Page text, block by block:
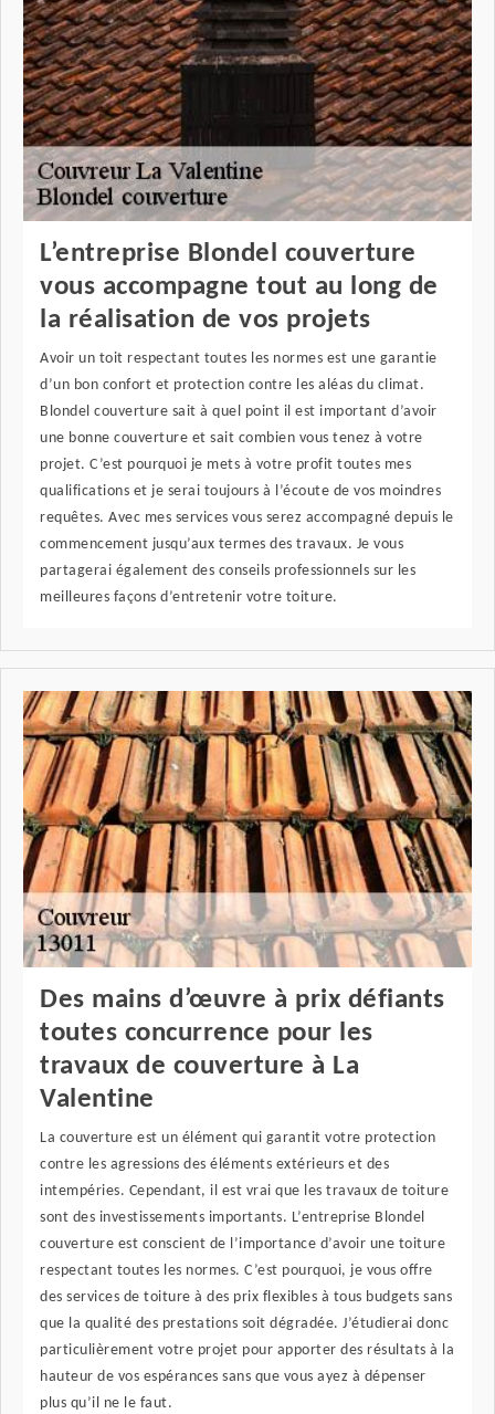
L’entreprise Blondel couverture
vous accompagne tout au long de
la réalisation de vos projets
Avoir un toit respectant toutes les normes est une garantie
d’un bon confort et protection contre les aléas du climat.
Blondel couverture sait à quel point il est important d’avoir
une bonne couverture et sait combien vous tenez à votre
projet. C’est pourquoi je mets à votre profit toutes mes
qualifications et je serai toujours à l’écoute de vos moindres
requêtes. Avec mes services vous serez accompagné depuis le
commencement jusqu’aux termes des travaux. Je vous
partagerai également des conseils professionnels sur les
meilleures façons d’entretenir votre toiture.
Des mains d’œuvre à prix défiants
toutes concurrence pour les
travaux de couverture à La
Valentine
La couverture est un élément qui garantit votre protection
contre les agressions des éléments extérieurs et des
intempéries. Cependant, il est vrai que les travaux de toiture
sont des investissements importants. L’entreprise Blondel
couverture est conscient de l’importance d’avoir une toiture
respectant toutes les normes. C’est pourquoi, je vous offre
des services de toiture à des prix flexibles à tous budgets sans
que la qualité des prestations soit dégradée. J’étudierai donc
particulièrement votre projet pour apporter des résultats à la
hauteur de vos espérances sans que vous ayez à dépenser
plus qu’il ne le faut.